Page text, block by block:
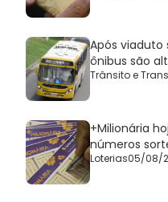
Após viaduto
ônibus são
Trânsito e
+Milionária
números
Loterias05/08/